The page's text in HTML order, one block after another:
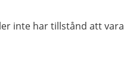
inte har tillstånd att vara